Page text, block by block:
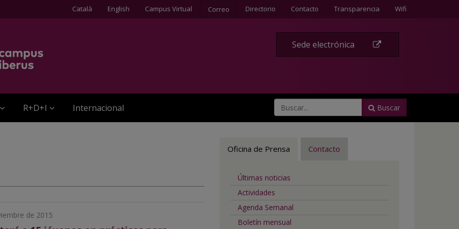
Català English Campus Virtual Correo Directorio Contacte
Contacto Transparencia Wifi
Sede electrónica
R+D+I Internacional Buscar
de 2015
Oficina de Prensa Contacto
Últimas noticias
Actividades
Agenda Semanal
Boletín mensual